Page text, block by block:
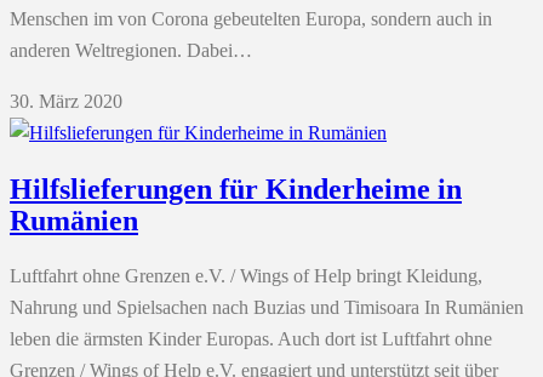
Menschen im von Corona gebeutelten Europa, sondern auch in
anderen Weltregionen. Dabei…
30. März 2020
Hilfslieferungen für Kinderheime in
Rumänien
Luftfahrt ohne Grenzen e.V. / Wings of Help bringt Kleidung,
Nahrung und Spielsachen nach Buzias und Timisoara In Rumänien
leben die ärmsten Kinder Europas. Auch dort ist Luftfahrt ohne
Grenzen / Wings of Help e.V. engagiert und unterstützt seit über